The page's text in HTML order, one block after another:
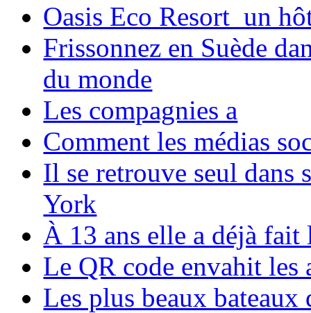
Oasis Eco Resort un
Frissonnez en Suède
du monde
Les compagnies a
Comment les médias
Il se retrouve seul dans
York
À 13 ans elle a déjà
Le QR code envahit les
Les plus beaux bateaux